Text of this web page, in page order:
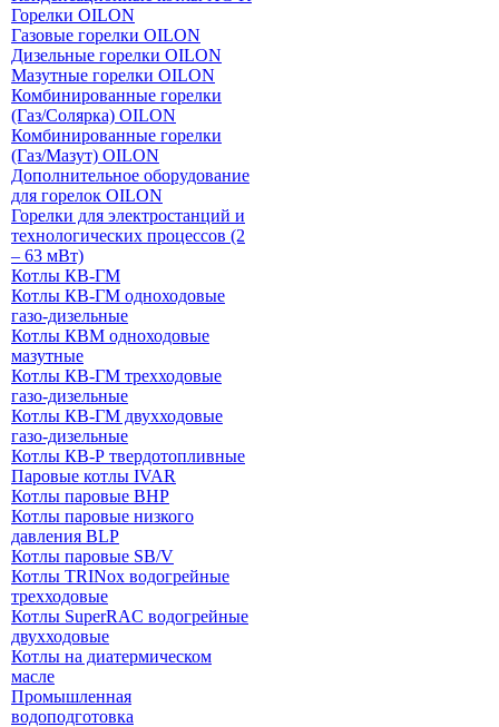
Горелки OILON
Газовые горелки OILON
Дизельные горелки OILON
Мазутные горелки OILON
Комбинированные горелки
(Газ/Солярка) OILON
Комбинированные горелки
(Газ/Мазут) OILON
Дополнительное оборудование
для горелок OILON
Горелки для электростанций и
технологических процессов (2
– 63 мВт)
Котлы КВ-ГМ
Котлы КВ-ГМ одноходовые
газо-дизельные
Котлы КВМ одноходовые
мазутные
Котлы КВ-ГМ трехходовые
газо-дизельные
Котлы КВ-ГМ двухходовые
газо-дизельные
Котлы КВ-Р твердотопливные
Паровые котлы IVAR
Котлы паровые BHP
Котлы паровые низкого
давления BLP
Котлы паровые SB/V
Котлы TRINox водогрейные
трехходовые
Котлы SuperRAC водогрейные
двухходовые
Котлы на диатермическом
масле
Промышленная
водоподготовка